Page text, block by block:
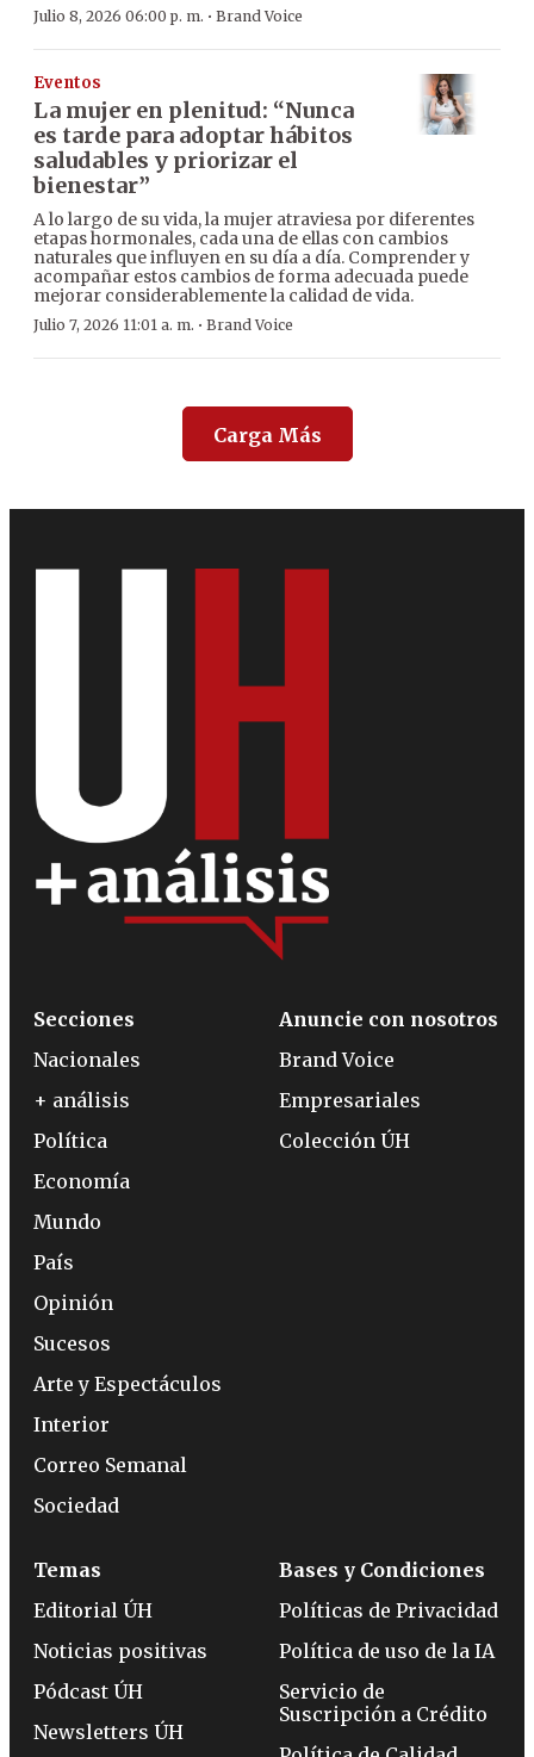
Julio 8, 2026 06:00 p. m. · Brand Voice
Eventos
La mujer en plenitud: “Nunca
es tarde para adoptar hábitos
saludables y priorizar el
bienestar”
A lo largo de su vida, la mujer atraviesa por diferentes
etapas hormonales, cada una de ellas con cambios
naturales que influyen en su día a día. Comprender y
acompañar estos cambios de forma adecuada puede
mejorar considerablemente la calidad de vida.
Julio 7, 2026 11:01 a. m. · Brand Voice
Carga Más
Secciones
Nacionales
+ análisis
Política
Economía
Mundo
País
Opinión
Sucesos
Arte y Espectáculos
Interior
Correo Semanal
Sociedad
Anuncie con nosotros
Brand Voice
Empresariales
Colección ÚH
Temas
Editorial ÚH
Noticias positivas
Pódcast ÚH
Newsletters ÚH
Bases y Condiciones
Políticas de Privacidad
Política de uso de la IA
Servicio de
Suscripción a Crédito